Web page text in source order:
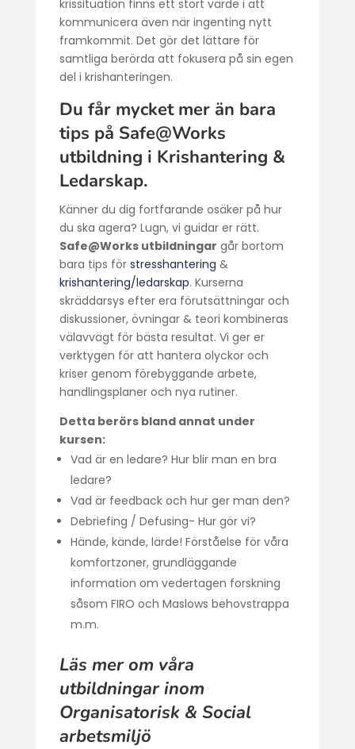
krissituation finns ett stort värde i att
kommunicera även när ingenting nytt
framkommit. Det gör det lättare för
samtliga berörda att fokusera på sin egen
del i krishanteringen.
Du får mycket mer än bara
tips på Safe@Works
utbildning i Krishantering &
Ledarskap.
Känner du dig fortfarande osäker på hur
du ska agera? Lugn, vi guidar er rätt.
Safe@Works utbildningar går bortom
bara tips för stresshantering &
krishantering/ledarskap. Kurserna
skräddarsys efter era förutsättningar och
diskussioner, övningar & teori kombineras
välavvägt för bästa resultat. Vi ger er
verktygen för att hantera olyckor och
kriser genom förebyggande arbete,
handlingsplaner och nya rutiner.
Detta berörs bland annat under
kursen:
Vad är en ledare? Hur blir man en bra
ledare?
Vad är feedback och hur ger man den?
Debriefing / Defusing- Hur gör vi?
Hände, kände, lärde! Förståelse för våra
komfortzoner, grundläggande
information om vedertagen forskning
såsom FIRO och Maslows behovstrappa
m.m.
Läs mer om våra
utbildningar inom
Organisatorisk & Social
arbetsmiljö